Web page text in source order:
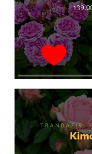
TRANDAFIRI